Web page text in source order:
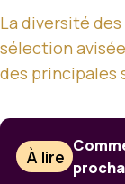
La diversité
sélection
des principales
À lire